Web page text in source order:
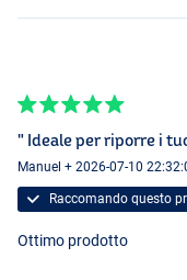
" Ideale per riporre i
Manuel + 2026-07-10
Raccomando questo
Ottimo prodotto